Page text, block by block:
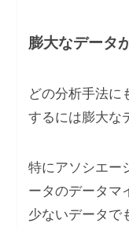
膨大なデータ
どの分析手法に
するには膨大な
特にアソシエー
ータのデータマ
少ないデータで